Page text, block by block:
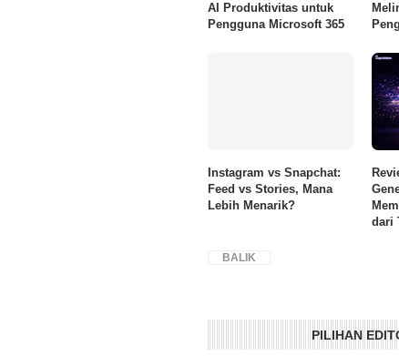
AI Produktivitas untuk
Pengguna Microsoft 365
Instagram vs Snapchat:
Feed vs Stories, Mana
Lebih Menarik?
dari
BALIK
PILIHAN